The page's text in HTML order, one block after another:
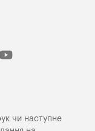
чи наступне